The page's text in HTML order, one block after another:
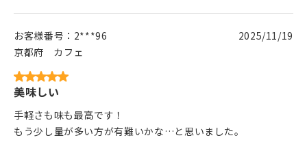
お客様番号： 2***96
京都府
カフェ
2025/11/19
美味しい
手軽さも味も最高です！
もう少し量が多い方が有難いかな…と思いました。